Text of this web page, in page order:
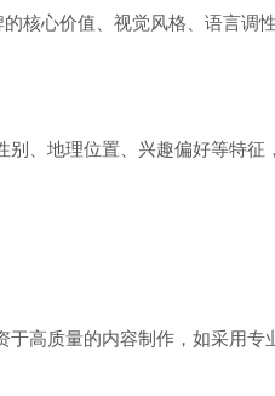
核心价值、视觉风格、语言调
、地理位置、兴趣偏好等特
高质量的内容制作，如采用